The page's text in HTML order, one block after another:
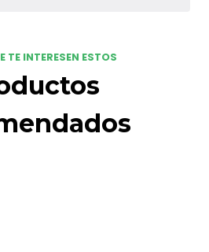
TE INTERESEN ESTOS